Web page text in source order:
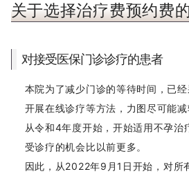
关于部分治疗方案可能发生变更的通知
（自2026年4月1日起）
关于孕妇接种呼吸道合胞病毒（RS病毒
田】
网站显示已恢复正常
关于选择治疗费预约费
对接受医保门诊诊疗的患者
本院为了减少门诊的等待时间，已经
开展在线诊疗等方法，力图尽可能减
从令和4年度开始，开始适用不孕治
受诊疗的机会比以前更多。
因此，从2022年9月1日开始，对所